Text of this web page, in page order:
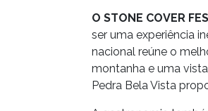
O STONE COVER
ser uma experiência
nacional reúne o
montanha e uma
Pedra Bela Vista